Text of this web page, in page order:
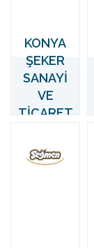
KONYA
ŞEKER
SANAYİ
VE
TİCARET